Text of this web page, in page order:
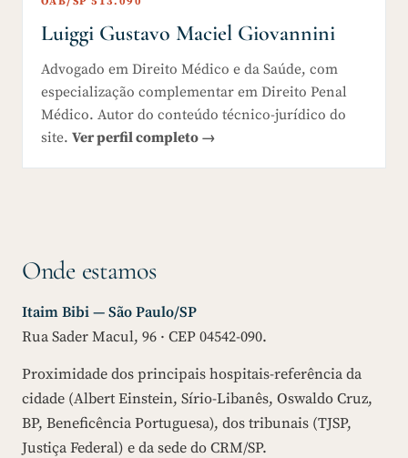
Luiggi Gustavo Maciel Giovannini
Advogado em Direito Médico e da Saúde, com
especialização complementar em Direito Penal
Médico. Autor do conteúdo técnico-jurídico do
site. Ver perfil completo →
Onde estamos
Itaim Bibi — São Paulo/SP
Rua Sader Macul, 96 · CEP 04542-090.
Proximidade dos principais hospitais-referência da
cidade (Albert Einstein, Sírio-Libanês, Oswaldo Cruz,
BP, Beneficência Portuguesa), dos tribunais (TJSP,
Justiça Federal) e da sede do CRM/SP.